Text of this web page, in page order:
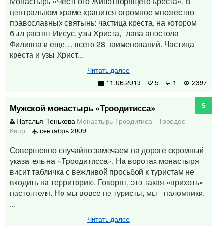
центральном храме хранится огромное множество
православных святынь: частица креста, на котором
был распят Иисус, узы Христа, глава апостола
Филиппа и еще… всего 28 наименований. Частица
креста и узы Христ...
Читать далее
11.06.2013
5 1 2397
Мужской монастырь «Троодитисса»
5
Наталья Пенькова Монастырь Троодитиса - Троодос —
Кипр
сентябрь 2009
Совершенно случайно замечаем на дороге скромный
указатель на «Троодитисса». На воротах монастыря
висит табличка с вежливой просьбой к туристам не
входить на территорию. Говорят, это такая «прихоть»
настоятеля. Но мы вовсе не туристы, мы - паломники.
...
Читать далее